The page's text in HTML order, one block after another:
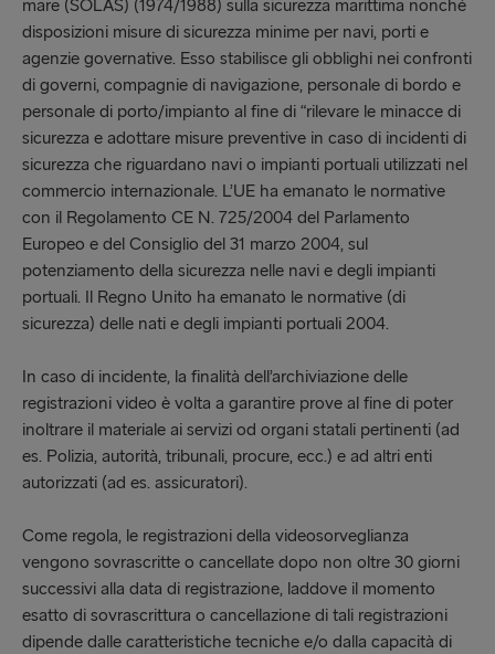
mare (SOLAS) (1974/1988) sulla sicurezza marittima nonché
disposizioni misure di sicurezza minime per navi, porti e
agenzie governative. Esso stabilisce gli obblighi nei confronti
di governi, compagnie di navigazione, personale di bordo e
personale di porto/impianto al fine di “rilevare le minacce di
sicurezza e adottare misure preventive in caso di incidenti di
sicurezza che riguardano navi o impianti portuali utilizzati nel
commercio internazionale. L’UE ha emanato le normative
con il Regolamento CE N. 725/2004 del Parlamento
Europeo e del Consiglio del 31 marzo 2004, sul
potenziamento della sicurezza nelle navi e degli impianti
portuali. Il Regno Unito ha emanato le normative (di
sicurezza) delle nati e degli impianti portuali 2004.
In caso di incidente, la finalità dell’archiviazione delle
registrazioni video è volta a garantire prove al fine di poter
inoltrare il materiale ai servizi od organi statali pertinenti (ad
es. Polizia, autorità, tribunali, procure, ecc.) e ad altri enti
autorizzati (ad es. assicuratori).
Come regola, le registrazioni della videosorveglianza
vengono sovrascritte o cancellate dopo non oltre 30 giorni
successivi alla data di registrazione, laddove il momento
esatto di sovrascrittura o cancellazione di tali registrazioni
dipende dalle caratteristiche tecniche e/o dalla capacità di